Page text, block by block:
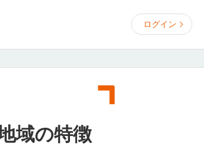
ログイン
域の特徴